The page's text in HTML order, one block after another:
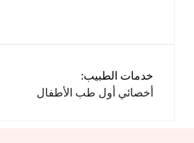
خدمات الطبيب:
أخصائي أول طب الأطفال